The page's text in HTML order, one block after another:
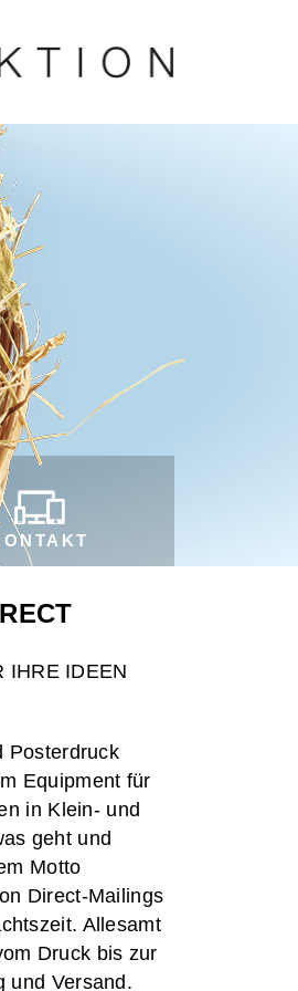
IHRE IDEEN
Posterdruck
Equipment für
in Klein- und
geht und
Motto
Direct-Mailings
Allesamt
Druck bis zur
und Versand.